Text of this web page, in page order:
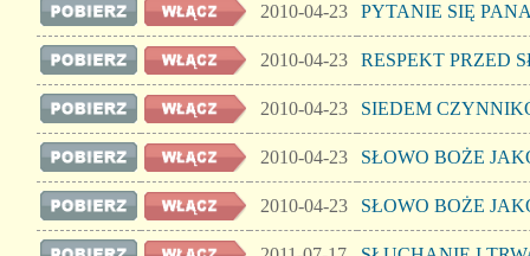
2010-04-23 PYTANIE SIĘ
2010-04-23 RESPEKT PRZED
2010-04-23 SIEDEM
2010-04-23 SŁOWO BOŻE
2010-04-23 SŁOWO BOŻE